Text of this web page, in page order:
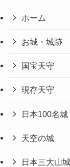
ホーム
お城・城跡
国宝天守
現存天守
日本100名城
天空の城
日本三大山城